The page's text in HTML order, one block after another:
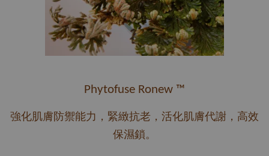
Phytofuse Ronew ™
強化肌膚防禦能力，緊緻抗老，活化肌膚代謝，高效
保濕鎖。